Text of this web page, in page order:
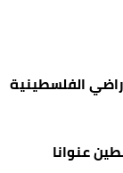
الفلسطينية
عنوانا